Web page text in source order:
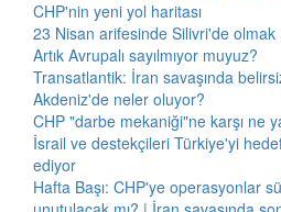
CHP'nin yeni yol haritası
23 Nisan arifesinde Silivri'de olmak
Artık Avrupalı sayılmıyor muyuz?
Transatlantik: İran savaşında
Akdeniz'de neler oluyor?
CHP "darbe mekaniği"ne karşı ne
İsrail ve destekçileri Türkiye'yi
ediyor
Hafta Başı: CHP'ye operasyonlar